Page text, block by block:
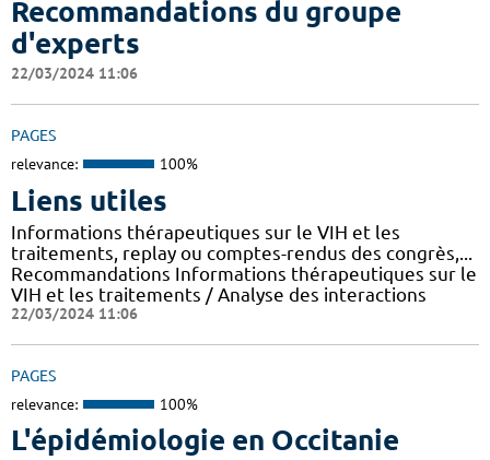
Recommandations du groupe
d'experts
22/03/2024 11:06
PAGES
relevance: 100%
Liens utiles
Informations thérapeutiques sur le VIH et les
traitements, replay ou comptes-rendus des congrès,...
Recommandations Informations thérapeutiques sur le
VIH et les traitements / Analyse des interactions
22/03/2024 11:06
PAGES
relevance: 100%
L'épidémiologie en Occitanie